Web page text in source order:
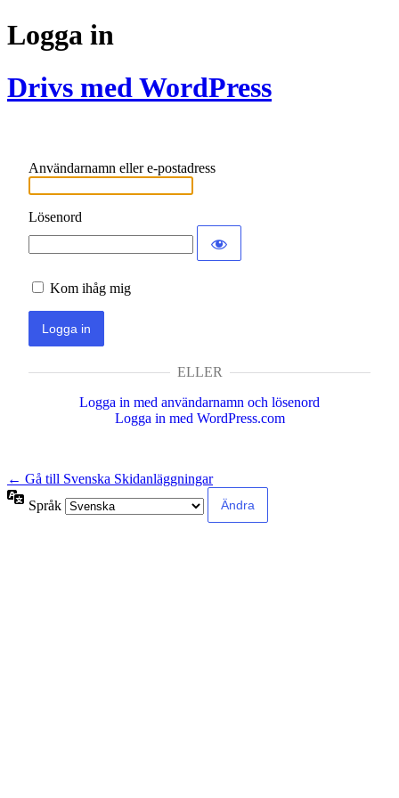
Logga in
Drivs med WordPress
Användarnamn eller e-postadress
Lösenord
Kom ihåg mig
ELLER
Logga in med användarnamn och lösenord
Logga in med WordPress.com
← Gå till Svenska Skidanläggningar
Språk